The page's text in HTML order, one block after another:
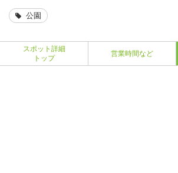
公園
スポット詳細
トップ
営業時間など